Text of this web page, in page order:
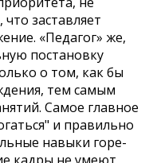
заставляет
«Педагог» же,
постановку
о том, как бы
тем самым
Самое главное
и правильно
навыки горе-
кадры не умеют